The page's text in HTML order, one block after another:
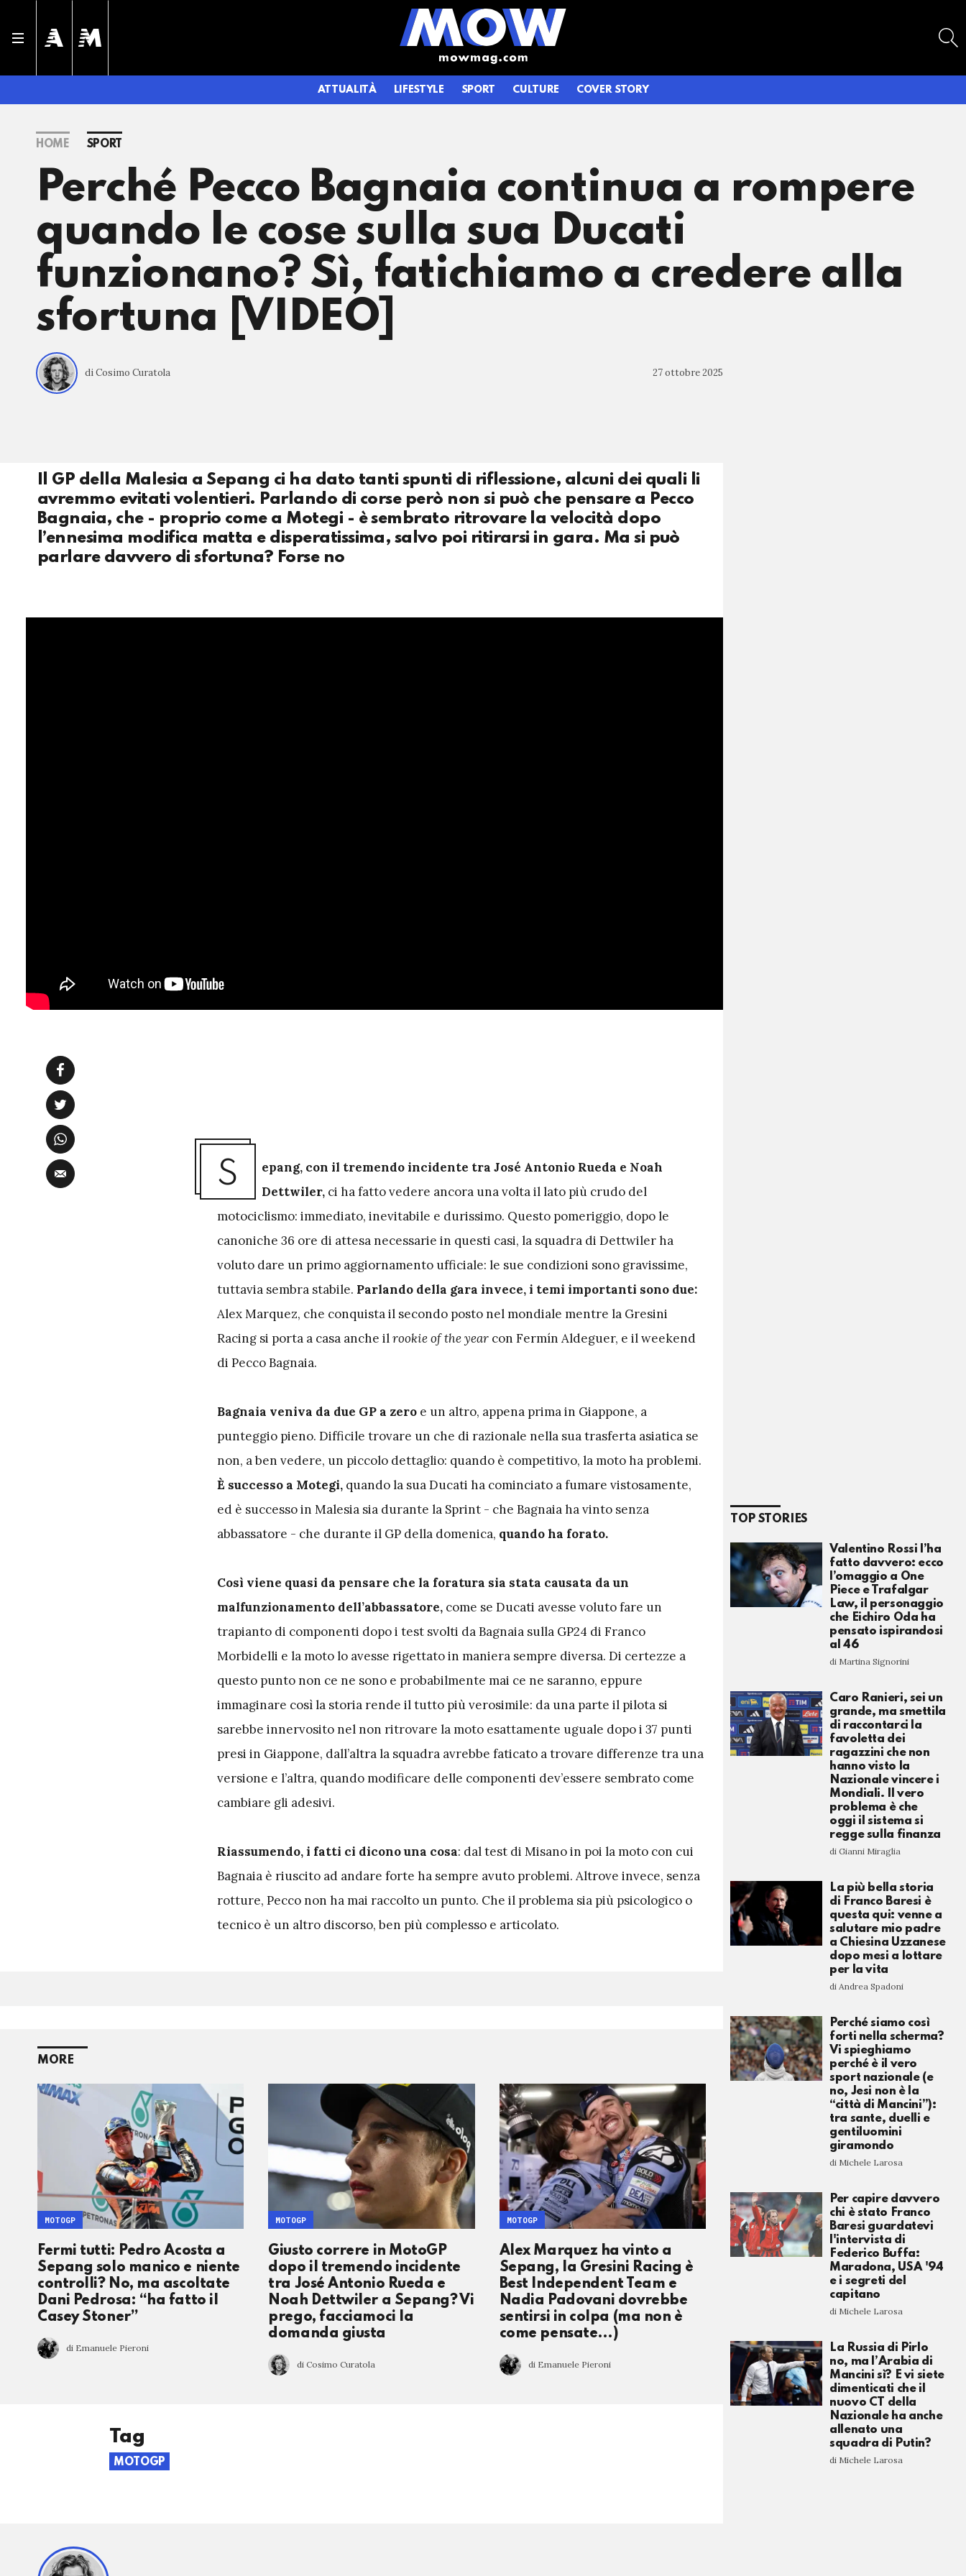
ATTUALITÀ LIFESTYLE SPORT CULTURE COVER STORY
HOME SPORT
Perché Pecco Bagnaia continua a rompere
quando le cose sulla sua Ducati
funzionano? Sì, fatichiamo a credere alla
sfortuna [VIDEO]
di Cosimo Curatola 27 ottobre 2025
Il GP della Malesia a Sepang ci ha dato tanti spunti di riflessione, alcuni dei quali li
avremmo evitati volentieri. Parlando di corse però non si può che pensare a Pecco
Bagnaia, che - proprio come a Motegi - è sembrato ritrovare la velocità dopo
l’ennesima modifica matta e disperatissima, salvo poi ritirarsi in gara. Ma si può
parlare davvero di sfortuna? Forse no
S
epang, con il tremendo incidente tra José Antonio Rueda e Noah
Dettwiler, ci ha fatto vedere ancora una volta il lato più crudo del
motociclismo: immediato, inevitabile e durissimo. Questo pomeriggio, dopo le
canoniche 36 ore di attesa necessarie in questi casi, la squadra di Dettwiler ha
voluto dare un primo aggiornamento ufficiale: le sue condizioni sono gravissime,
tuttavia sembra stabile. Parlando della gara invece, i temi importanti sono due:
Alex Marquez, che conquista il secondo posto nel mondiale mentre la Gresini
Racing si porta a casa anche ilrookie of the year con Fermín Aldeguer, e il weekend
di Pecco Bagnaia.
Bagnaia veniva da due GP a zero e un altro, appena prima in Giappone, a
punteggio pieno. Difficile trovare un che di razionale nella sua trasferta asiatica se
non, a ben vedere, un piccolo dettaglio: quando è competitivo, la moto ha problemi.
È successo a Motegi, quando la sua Ducati ha cominciato a fumare vistosamente,
ed è successo in Malesia sia durante la Sprint - che Bagnaia ha vinto senza
abbassatore - che durante il GP della domenica, quando ha forato.
Così viene quasi da pensare che la foratura sia stata causata da un
malfunzionamento dell’abbassatore, come se Ducati avesse voluto fare un
trapianto di componenti dopo i test svolti da Bagnaia sulla GP24 di Franco
Morbidelli e la moto lo avesse rigettato in maniera sempre diversa. Di certezze a
questo punto non ce ne sono e probabilmente mai ce ne saranno, eppure
immaginare così la storia rende il tutto più verosimile: da una parte il pilota si
sarebbe innervosito nel non ritrovare la moto esattamente uguale dopo i 37 punti
presi in Giappone, dall’altra la squadra avrebbe faticato a trovare differenze tra una
versione e l’altra, quando modificare delle componenti dev’essere sembrato come
cambiare gli adesivi.
Riassumendo, i fatti ci dicono una cosa: dal test di Misano in poi la moto con cui
Bagnaia è riuscito ad andare forte ha sempre avuto problemi. Altrove invece, senza
rotture, Pecco non ha mai raccolto un punto. Che il problema sia più psicologico o
tecnico è un altro discorso, ben più complesso e articolato.
MORE
Fermi tutti: Pedro Acosta a
Sepang solo manico e niente
controlli? No, ma ascoltate
Dani Pedrosa: “ha fatto il
Casey Stoner”
di Emanuele Pieroni
MOTOGP
Giusto correre in MotoGP
dopo il tremendo incidente
tra José Antonio Rueda e
Noah Dettwiler a Sepang? Vi
prego, facciamoci la
domanda giusta
di Cosimo Curatola
MOTOGP
Alex Marquez ha vinto a
Sepang, la Gresini Racing è
Best Independent Team e
Nadia Padovani dovrebbe
sentirsi in colpa (ma non è
come pensate…)
di Emanuele Pieroni
MOTOGP
Tag
MOTOGP
TOP STORIES
Valentino Rossi l’ha
fatto davvero: ecco
l’omaggio a One
Piece e Trafalgar
Law, il personaggio
che Eichiro Oda ha
pensato ispirandosi
al 46
di Martina Signorini
Caro Ranieri, sei un
grande, ma smettila
di raccontarci la
favoletta dei
ragazzini che non
hanno visto la
Nazionale vincere i
Mondiali. Il vero
problema è che
oggi il sistema si
regge sulla finanza
di Gianni Miraglia
La più bella storia
di Franco Baresi è
questa qui: venne a
salutare mio padre
a Chiesina Uzzanese
dopo mesi a lottare
per la vita
di Andrea Spadoni
Perché siamo così
forti nella scherma?
Vi spieghiamo
perché è il vero
sport nazionale (e
no, Jesi non è la
“città di Mancini”):
tra sante, duelli e
gentiluomini
giramondo
di Michele Larosa
Per capire davvero
chi è stato Franco
Baresi guardatevi
l'intervista di
Federico Buffa:
Maradona, USA '94
e i segreti del
capitano
di Michele Larosa
La Russia di Pirlo
no, ma l’Arabia di
Mancini sì? E vi siete
dimenticati che il
nuovo CT della
Nazionale ha anche
allenato una
squadra di Putin?
di Michele Larosa